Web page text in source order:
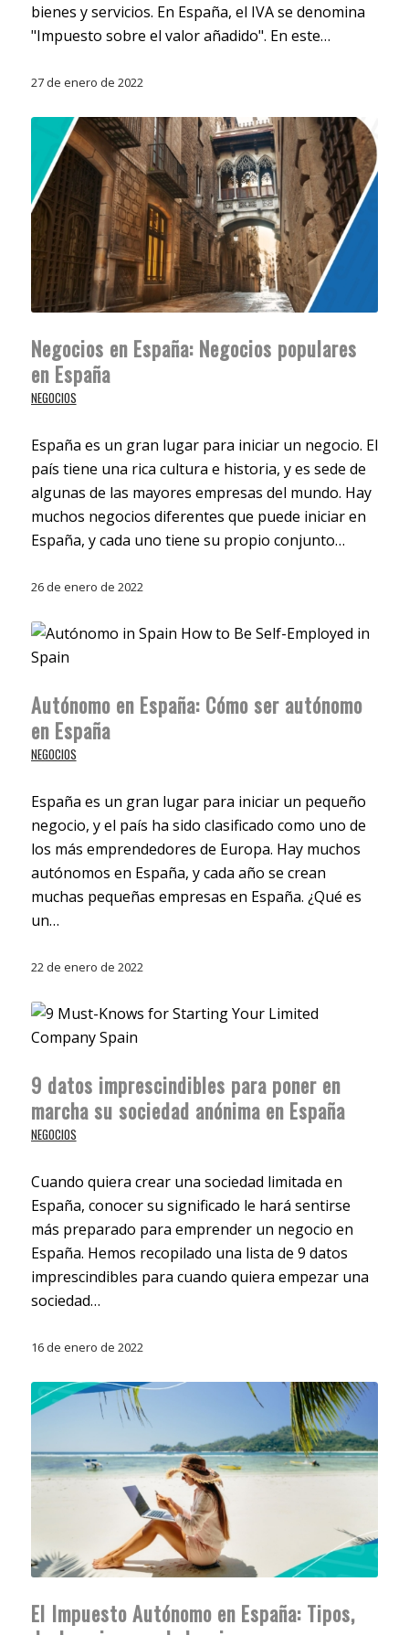
bienes y servicios. En España, el IVA se denomina
"Impuesto sobre el valor añadido". En este…
27 de enero de 2022
Negocios en España: Negocios populares
en España
NEGOCIOS
España es un gran lugar para iniciar un negocio. El
país tiene una rica cultura e historia, y es sede de
algunas de las mayores empresas del mundo. Hay
muchos negocios diferentes que puede iniciar en
España, y cada uno tiene su propio conjunto…
26 de enero de 2022
Autónomo en España: Cómo ser autónomo
en España
NEGOCIOS
España es un gran lugar para iniciar un pequeño
negocio, y el país ha sido clasificado como uno de
los más emprendedores de Europa. Hay muchos
autónomos en España, y cada año se crean
muchas pequeñas empresas en España. ¿Qué es
un…
22 de enero de 2022
9 datos imprescindibles para poner en
marcha su sociedad anónima en España
NEGOCIOS
Cuando quiera crear una sociedad limitada en
España, conocer su significado le hará sentirse
más preparado para emprender un negocio en
España. Hemos recopilado una lista de 9 datos
imprescindibles para cuando quiera empezar una
sociedad…
16 de enero de 2022
El Impuesto Autónomo en España: Tipos,